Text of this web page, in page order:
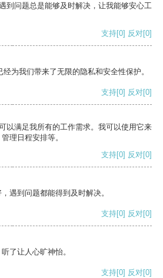
到问题总是能够及时解决，让我能够安心工
支持[0] 反对[0]
为我们带来了无限的隐私和安全性保护。
支持[0] 反对[0]
以满足我所有的工作需求。我可以使用它来
理日程安排等。
支持[0] 反对[0]
遇到问题都能得到及时解决。
支持[0] 反对[0]
了让人心旷神怡。
支持[0] 反对[0]